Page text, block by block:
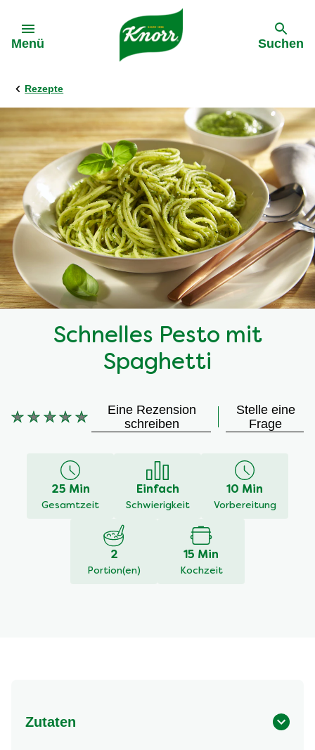
Menü Suchen
Rezepte
Schnelles Pesto mit
Spaghetti
Keine
abgegeben
Eine Rezension
schreiben
Stelle eine
Frage
25 Min
Gesamtzeit
Einfach
Schwierigkeit
10 Min
Vorbereitung
2
Portion(en)
15 Min
Kochzeit
Zutaten